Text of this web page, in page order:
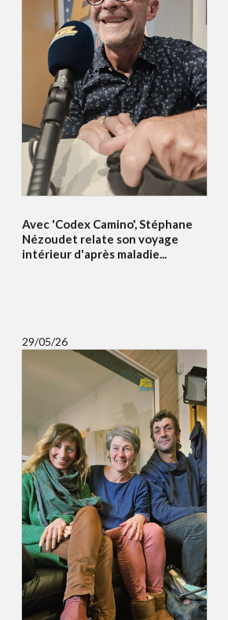
Avec 'Codex Camino', Stéphane
Nézoudet relate son voyage
intérieur d'après maladie...
29/05/26